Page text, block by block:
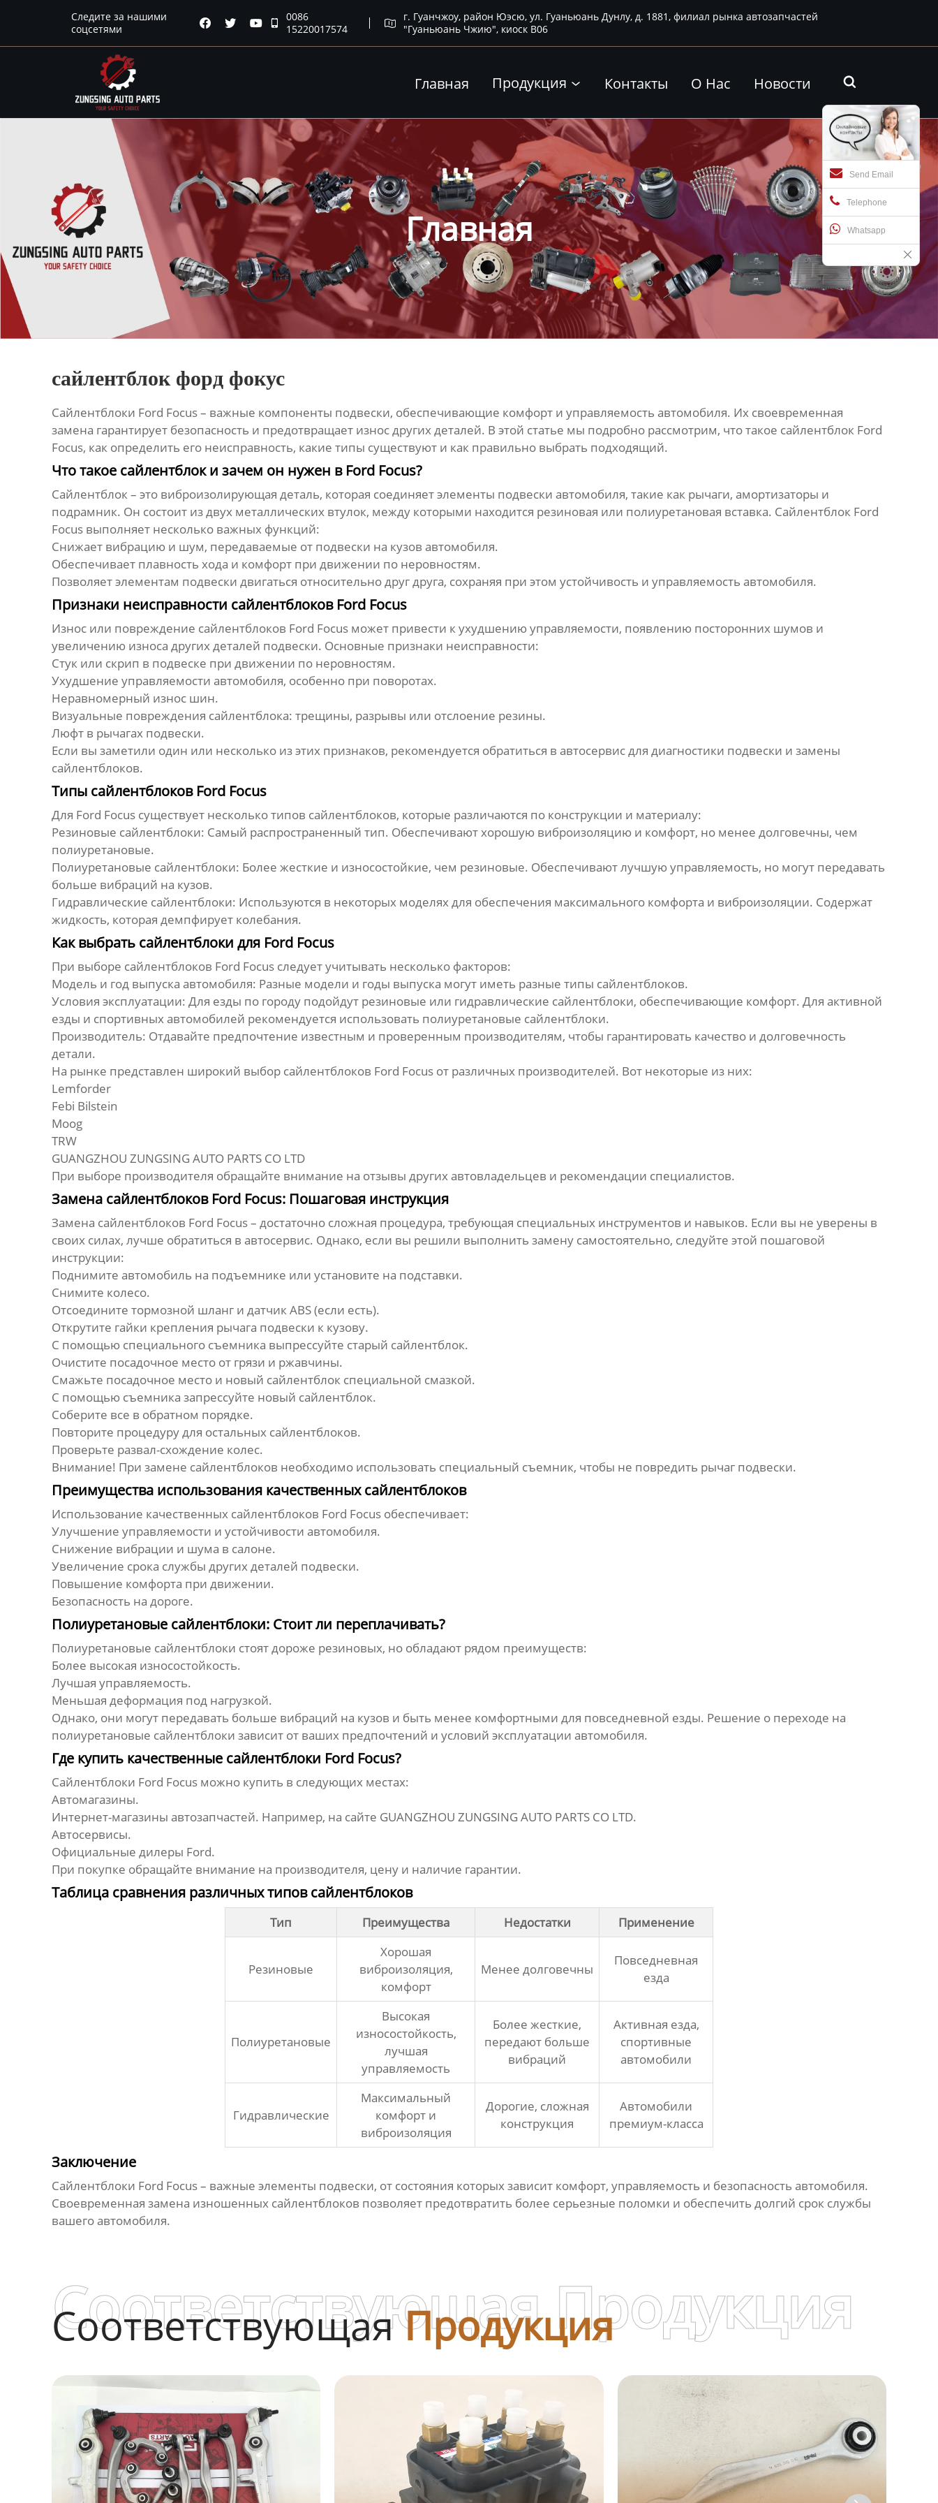
Следите за нашими
соцсетями
   
0086
15220017574

г. Гуанчжоу, район Юэсю, ул. Гуаньюань Дунлу, д. 1881, филиал рынка автозапчастей
"Гуаньюань Чжию", киоск B06
Главная Продукция  Контакты О Нас Новости 
Send Email
Telephone
Whatsapp
Главная
сайлентблок форд фокус
Сайлентблоки Ford Focus– важные компоненты подвески, обеспечивающие комфорт и управляемость автомобиля. Их своевременная
замена гарантирует безопасность и предотвращает износ других деталей. В этой статье мы подробно рассмотрим, что такое сайлентблок Ford
Focus, как определить его неисправность, какие типы существуют и как правильно выбрать подходящий.
Что такое сайлентблок и зачем он нужен в Ford Focus?
Сайлентблок– это виброизолирующая деталь, которая соединяет элементы подвески автомобиля, такие как рычаги, амортизаторы и
подрамник. Он состоит из двух металлических втулок, между которыми находится резиновая или полиуретановая вставка. Сайлентблок Ford
Focusвыполняет несколько важных функций:
Снижает вибрацию и шум, передаваемые от подвески на кузов автомобиля.
Обеспечивает плавность хода и комфорт при движении по неровностям.
Позволяет элементам подвески двигаться относительно друг друга, сохраняя при этом устойчивость и управляемость автомобиля.
Признаки неисправности сайлентблоков Ford Focus
Износ или повреждение сайлентблоков Ford Focusможет привести к ухудшению управляемости, появлению посторонних шумов и
увеличению износа других деталей подвески. Основные признаки неисправности:
Стук или скрип в подвеске при движении по неровностям.
Ухудшение управляемости автомобиля, особенно при поворотах.
Неравномерный износ шин.
Визуальные повреждения сайлентблока: трещины, разрывы или отслоение резины.
Люфт в рычагах подвески.
Если вы заметили один или несколько из этих признаков, рекомендуется обратиться в автосервис для диагностики подвески и замены
сайлентблоков.
Типы сайлентблоков Ford Focus
Для Ford Focusсуществует несколько типов сайлентблоков, которые различаются по конструкции и материалу:
Резиновые сайлентблоки: Самый распространенный тип. Обеспечивают хорошую виброизоляцию и комфорт, но менее долговечны, чем
полиуретановые.
Полиуретановые сайлентблоки: Более жесткие и износостойкие, чем резиновые. Обеспечивают лучшую управляемость, но могут передавать
больше вибраций на кузов.
Гидравлические сайлентблоки: Используются в некоторых моделях для обеспечения максимального комфорта и виброизоляции. Содержат
жидкость, которая демпфирует колебания.
Как выбрать сайлентблоки для Ford Focus
При выборе сайлентблоков Ford Focusследует учитывать несколько факторов:
Модель и год выпуска автомобиля: Разные модели и годы выпуска могут иметь разные типы сайлентблоков.
Условия эксплуатации: Для езды по городу подойдут резиновые или гидравлические сайлентблоки, обеспечивающие комфорт. Для активной
езды и спортивных автомобилей рекомендуется использовать полиуретановые сайлентблоки.
Производитель: Отдавайте предпочтение известным и проверенным производителям, чтобы гарантировать качество и долговечность
детали.
На рынке представлен широкий выбор сайлентблоков Ford Focusот различных производителей. Вот некоторые из них:
Lemforder
Febi Bilstein
Moog
TRW
GUANGZHOU ZUNGSING AUTO PARTS CO LTD
При выборе производителя обращайте внимание на отзывы других автовладельцев и рекомендации специалистов.
Замена сайлентблоков Ford Focus: Пошаговая инструкция
Замена сайлентблоков Ford Focus– достаточно сложная процедура, требующая специальных инструментов и навыков. Если вы не уверены в
своих силах, лучше обратиться в автосервис. Однако, если вы решили выполнить замену самостоятельно, следуйте этой пошаговой
инструкции:
Поднимите автомобиль на подъемнике или установите на подставки.
Снимите колесо.
Отсоедините тормозной шланг и датчик ABS (если есть).
Открутите гайки крепления рычага подвески к кузову.
С помощью специального съемника выпрессуйте старый сайлентблок.
Очистите посадочное место от грязи и ржавчины.
Смажьте посадочное место и новый сайлентблокспециальной смазкой.
С помощью съемника запрессуйте новый сайлентблок.
Соберите все в обратном порядке.
Повторите процедуру для остальных сайлентблоков.
Проверьте развал-схождение колес.
Внимание! При замене сайлентблоков необходимо использовать специальный съемник, чтобы не повредить рычаг подвески.
Преимущества использования качественных сайлентблоков
Использование качественных сайлентблоков Ford Focusобеспечивает:
Улучшение управляемости и устойчивости автомобиля.
Снижение вибрации и шума в салоне.
Увеличение срока службы других деталей подвески.
Повышение комфорта при движении.
Безопасность на дороге.
Полиуретановые сайлентблоки: Стоит ли переплачивать?
Полиуретановые сайлентблоки стоят дороже резиновых, но обладают рядом преимуществ:
Более высокая износостойкость.
Лучшая управляемость.
Меньшая деформация под нагрузкой.
Однако, они могут передавать больше вибраций на кузов и быть менее комфортными для повседневной езды. Решение о переходе на
полиуретановые сайлентблоки зависит от ваших предпочтений и условий эксплуатации автомобиля.
Где купить качественные сайлентблоки Ford Focus?
Сайлентблоки Ford Focusможно купить в следующих местах:
Автомагазины.
Интернет-магазины автозапчастей. Например, на сайте GUANGZHOU ZUNGSING AUTO PARTS CO LTD.
Автосервисы.
Официальные дилеры Ford.
При покупке обращайте внимание на производителя, цену и наличие гарантии.
Таблица сравнения различных типов сайлентблоков
Тип Преимущества Недостатки Применение
Резиновые
Хорошая
виброизоляция,
комфорт
Менее долговечны
Повседневная
езда
Полиуретановые
Высокая
износостойкость,
лучшая
управляемость
Более жесткие,
передают больше
вибраций
Активная езда,
спортивные
автомобили
Гидравлические
Максимальный
комфорт и
виброизоляция
Дорогие, сложная
конструкция
Автомобили
премиум-класса
Заключение
Сайлентблоки Ford Focus– важные элементы подвески, от состояния которых зависит комфорт, управляемость и безопасность автомобиля.
Своевременная замена изношенных сайлентблоков позволяет предотвратить более серьезные поломки и обеспечить долгий срок службы
вашего автомобиля.
СоответствующаяПродукция
Соответствующая Продукция